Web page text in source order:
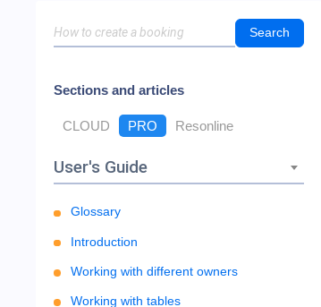
Search
Sections and articles
CLOUD PRO Resonline
User's Guide
Glossary
Introduction
Working with different owners
Working with tables